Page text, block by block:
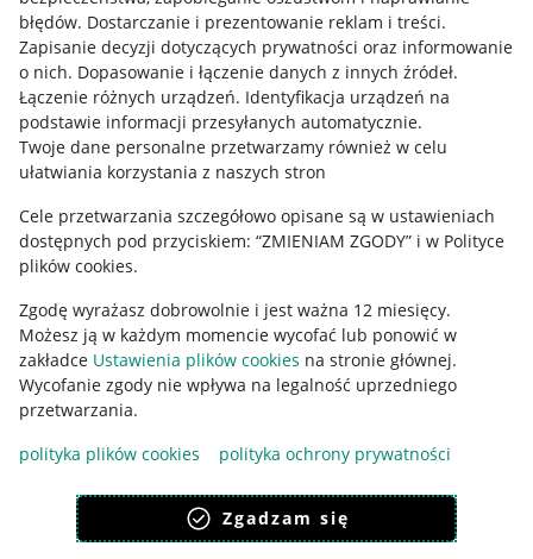
błędów. Dostarczanie i prezentowanie reklam i treści.
Zapisanie decyzji dotyczących prywatności oraz informowanie
o nich. Dopasowanie i łączenie danych z innych źródeł.
Łączenie różnych urządzeń. Identyfikacja urządzeń na
podstawie informacji przesyłanych automatycznie.
Twoje dane personalne przetwarzamy również w celu
ułatwiania korzystania z naszych stron
Cele przetwarzania szczegółowo opisane są w ustawieniach
dostępnych pod przyciskiem: “ZMIENIAM ZGODY” i w Polityce
plików cookies.
Zgodę wyrażasz dobrowolnie i jest ważna 12 miesięcy.
Możesz ją w każdym momencie wycofać lub ponowić w
zakładce Ustawienia plików cookies na stronie głównej.
Wycofanie zgody nie wpływa na legalność uprzedniego
przetwarzania.
polityka plików cookies
polityka ochrony prywatności
Zgadzam się
Informacje prawne
Regulamin
Polityka plików "cookies"
Ustawienia plików "cookies"
Udostępnianie lokalizacji
Informacje dla Aktu o Usługach Cyfrowych
Pobierz aplikację